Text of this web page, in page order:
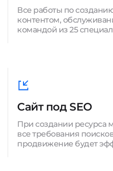
Все работы по
контентом,
командой из 25
Сайт под SEO
При создании ресурса
все требования
продвижение будет